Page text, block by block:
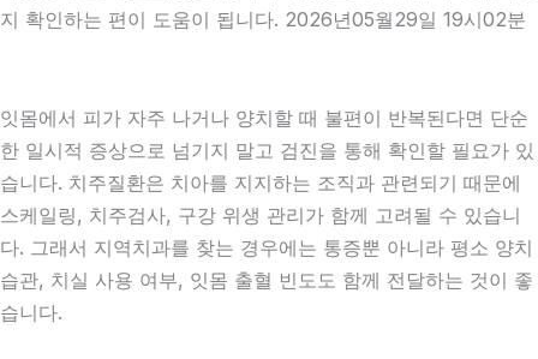
지 확인하는 편이 도움이 됩니다. 2026년05월29일 19시02분
잇몸에서 피가 자주 나거나 양치할 때 불편이 반복된다면 단순
한 일시적 증상으로 넘기지 말고 검진을 통해 확인할 필요가 있
습니다. 치주질환은 치아를 지지하는 조직과 관련되기 때문에
스케일링, 치주검사, 구강 위생 관리가 함께 고려될 수 있습니
다. 그래서 지역치과를 찾는 경우에는 통증뿐 아니라 평소 양치
습관, 치실 사용 여부, 잇몸 출혈 빈도도 함께 전달하는 것이 좋
습니다.